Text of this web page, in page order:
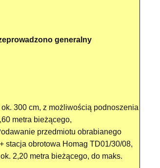
generalny
300 cm, z możliwością podnoszenia
metra bieżącego,
przedmiotu obrabianego
stacja obrotowa Homag TD01/30/08,
2,20 metra bieżącego, do maks.